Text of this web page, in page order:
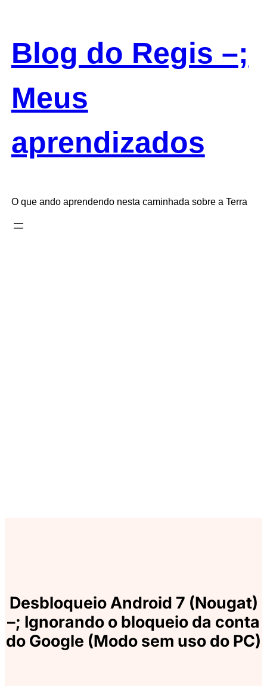
conteúdo
Blog do Regis –;
Meus
aprendizados
O que ando aprendendo nesta caminhada sobre a Terra
Desbloqueio Android 7 (Nougat)
–; Ignorando o bloqueio da conta
do Google (Modo sem uso do PC)